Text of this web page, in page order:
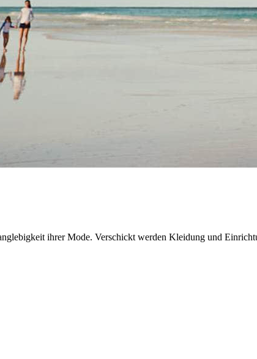
ihrer Mode. Verschickt werden Kleidung und